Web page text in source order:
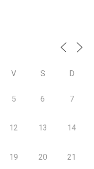
V S D
5 6 7
12 13 14
19 20 21